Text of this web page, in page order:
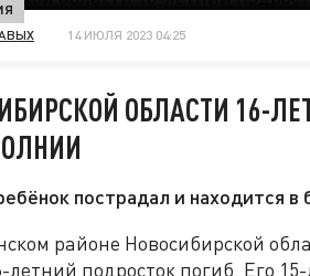
14 ИЮЛЯ 2023 04:25
ОБЛАСТИ 16-
пострадал и находится в
районе Новосибирской
подросток погиб. Его